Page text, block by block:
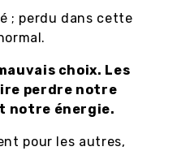
; perdu dans cette
choix. Les
perdre notre
notre énergie.
pour les autres,